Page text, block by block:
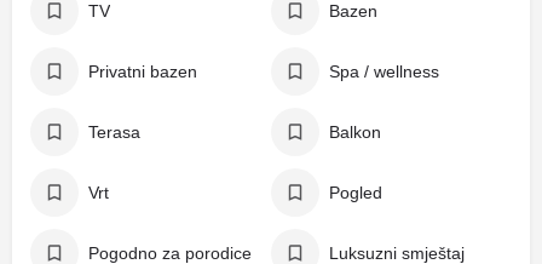
TV Bazen
Privatni bazen Spa / wellness
Terasa Balkon
Vrt Pogled
Pogodno za porodice Luksuzni smještaj